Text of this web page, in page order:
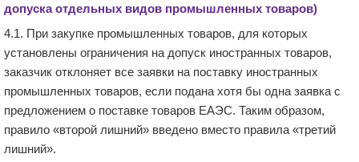
допускаотдельных видов промышленных товаров)
4.1. При закупке промышленных товаров, для которых
установлены ограничения на допуск иностранных товаров,
заказчик отклоняет все заявки на поставку иностранных
промышленных товаров, если подана хотя бы одна заявка с
предложением о поставке товаров ЕАЭС. Таким образом,
правило «второй лишний» введено вместо правила «третий
лишний».